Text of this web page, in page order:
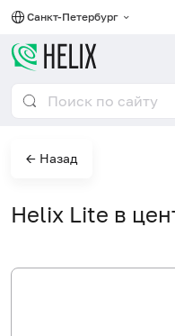
Санкт-Петербург
← Назад
Helix Lite в